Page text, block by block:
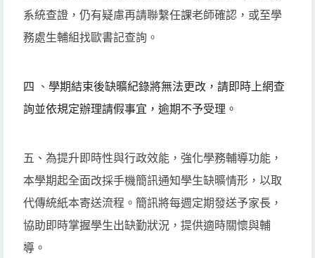
系統查證，仍有疑慮再請聯繫任課老師確認，或至學
務處生輔組找歐書記查詢。
四 、 學期結束後缺曠紀錄將無法更改， 請即時上網查
詢並依規定辦理請假事宜，逾期不予受理。
五、為提升即時性與行政效能，強化學務輔導功能，
本學期起全面改採手機簡訊通知學生缺曠情形，以取
代傳統紙本寄送流程。簡訊將每週定期發送予家長，
協助即時掌握學生出缺勤狀況，提供適時關懷與輔
導。